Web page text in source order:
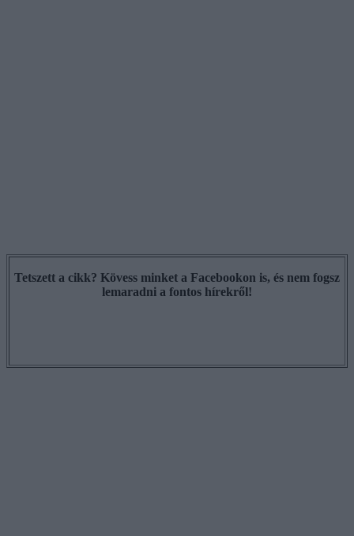
Tetszett a cikk? Kövess minket a Facebookon is, és nem fogsz
lemaradni a fontos hírekről!